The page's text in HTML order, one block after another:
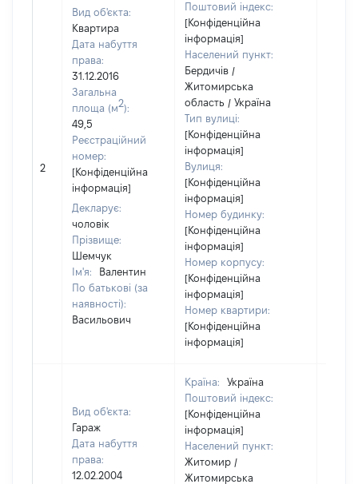
2
Вид об'єкта:
Квартира
Дата набуття
права:
31.12.2016
Загальна
площа (м2):
49,5
Реєстраційний
номер:
[Конфіденційна
інформація]
Декларує:
чоловік
Прізвище:
Шемчук
Ім'я:
Валентин
По батькові (за
наявності):
Васильович
Поштовий індекс:
[Конфіденційна
інформація]
Населений пункт:
Бердичів /
Житомирська
область / Україна
Тип вулиці:
[Конфіденційна
інформація]
Вулиця:
[Конфіденційна
інформація]
Номер будинку:
[Конфіденційна
інформація]
Номер корпусу:
[Конфіденційна
інформація]
Номер квартири:
[Конфіденційна
інформація]
Вид об'єкта:
Гараж
Дата набуття
права:
12.02.2004
Країна:
Україна
Поштовий індекс:
[Конфіденційна
інформація]
Населений пункт:
Житомир /
Житомирська